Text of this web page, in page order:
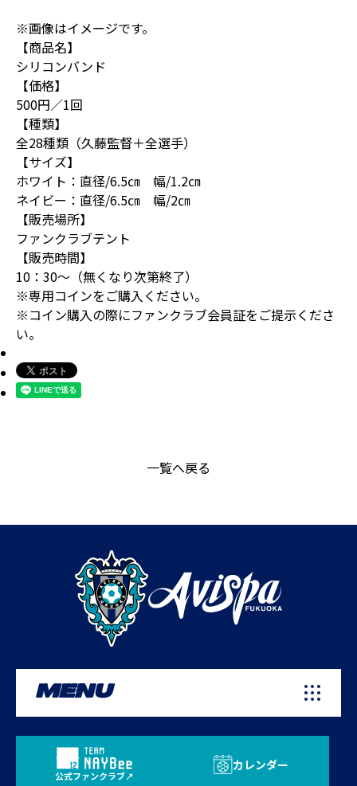
※画像はイメージです。
【商品名】
シリコンバンド
【価格】
500円／1回
【種類】
全28種類（久藤監督＋全選手）
【サイズ】
ホワイト：直径/6.5㎝ 幅/1.2㎝
ネイビー：直径/6.5㎝ 幅/2㎝
【販売場所】
ファンクラブテント
【販売時間】
10：30～（無くなり次第終了）
※専用コインをご購入ください。
※コイン購入の際にファンクラブ会員証をご提示くださ
い。
一覧へ戻る
MENU
公式ファンクラブ
カレンダー